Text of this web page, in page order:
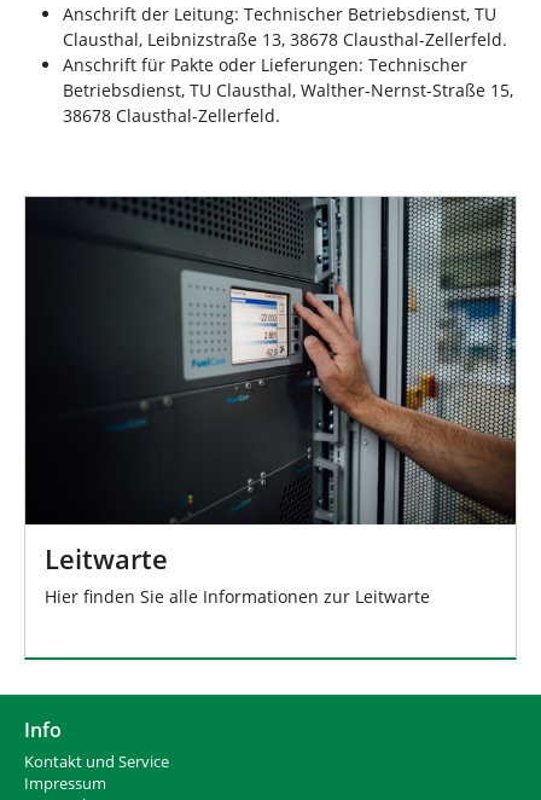
Anschrift der Leitung: Technischer Betriebsdienst, TU
Clausthal, Leibnizstraße 13, 38678 Clausthal-Zellerfeld.
Anschrift für Pakte oder Lieferungen: Technischer
Betriebsdienst, TU Clausthal, Walther-Nernst-Straße 15,
38678 Clausthal-Zellerfeld.
Leitwarte
Hier finden Sie alle Informationen zur Leitwarte
Info
Kontakt und Service
Impressum